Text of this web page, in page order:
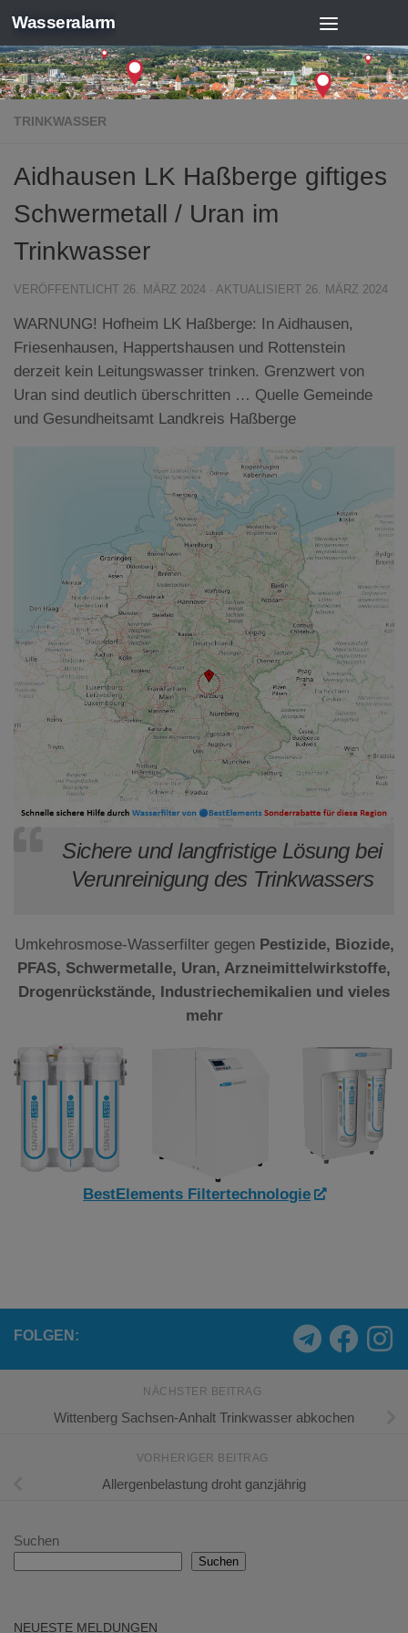
Zum Inhalt springen
Wasseralarm
TRINKWASSER
Aidhausen LK Haßberge giftiges
Schwermetall / Uran im
Trinkwasser
VERÖFFENTLICHT 26. MÄRZ 2024 · AKTUALISIERT 26. MÄRZ 2024
WARNUNG! Hofheim LK Haßberge: In Aidhausen,
Friesenhausen, Happertshausen und Rottenstein
derzeit kein Leitungswasser trinken. Grenzwert von
Uran sind deutlich überschritten … Quelle Gemeinde
und Gesundheitsamt Landkreis Haßberge
Sichere und langfristige Lösung bei
Verunreinigung des Trinkwassers
Umkehrosmose-Wasserfilter gegen Pestizide, Biozide,
PFAS, Schwermetalle, Uran, Arzneimittelwirkstoffe,
Drogenrückstände, Industriechemikalien und vieles
mehr
BestElements Filtertechnologie
FOLGEN:
NÄCHSTER BEITRAG
Wittenberg Sachsen-Anhalt Trinkwasser abkochen
VORHERIGER BEITRAG
Allergenbelastung droht ganzjährig
Suchen
Suchen
NEUESTE MELDUNGEN